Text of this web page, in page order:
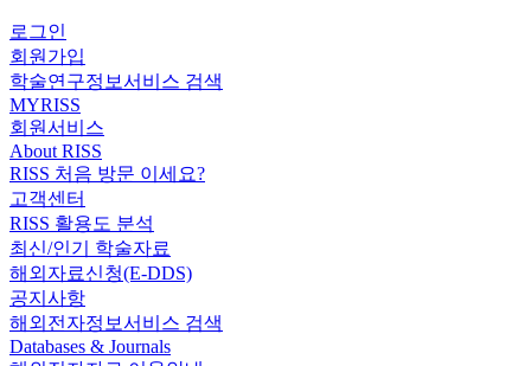
로그인
회원가입
학술연구정보서비스 검색
MYRISS
회원서비스
About RISS
RISS 처음 방문 이세요?
고객센터
RISS 활용도 분석
최신/인기 학술자료
해외자료신청(E-DDS)
공지사항
해외전자정보서비스 검색
Databases & Journals